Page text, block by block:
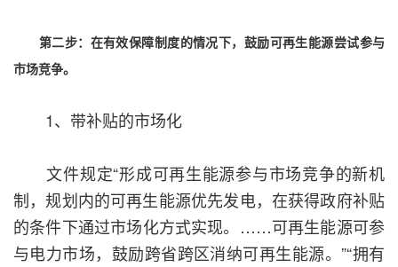
第二步：在有效保障制度的情况下，鼓励可再生能源尝试参与
市场竞争。
1、带补贴的市场化
文件规定“形成可再生能源参与市场竞争的新机
制，规划内的可再生能源优先发电，在获得政府补贴
的条件下通过市场化方式实现。……可再生能源可参
与电力市场，鼓励跨省跨区消纳可再生能源。”“拥有